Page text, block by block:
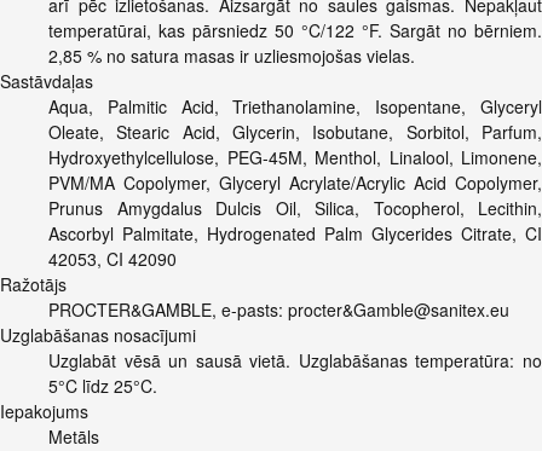
arī pēc izlietošanas. Aizsargāt no saules gaismas. Nepakļaut
temperatūrai, kas pārsniedz 50 °C/122 °F. Sargāt no bērniem.
2,85 % no satura masas ir uzliesmojošas vielas.
Sastāvdaļas
Aqua, Palmitic Acid, Triethanolamine, Isopentane, Glyceryl
Oleate, Stearic Acid, Glycerin, Isobutane, Sorbitol, Parfum,
Hydroxyethylcellulose, PEG-45M, Menthol, Linalool, Limonene,
PVM/MA Copolymer, Glyceryl Acrylate/Acrylic Acid Copolymer,
Prunus Amygdalus Dulcis Oil, Silica, Tocopherol, Lecithin,
Ascorbyl Palmitate, Hydrogenated Palm Glycerides Citrate, CI
42053, CI 42090
Ražotājs
PROCTER&GAMBLE, e-pasts: procter&Gamble@sanitex.eu
Uzglabāšanas nosacījumi
Uzglabāt vēsā un sausā vietā. Uzglabāšanas temperatūra: no
5°C līdz 25°C.
Iepakojums
Metāls